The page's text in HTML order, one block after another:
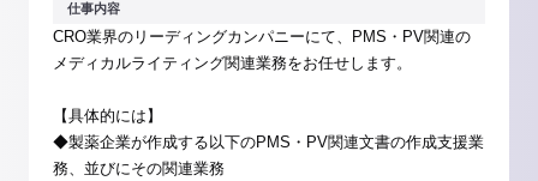
仕事内容
CRO業界のリーディングカンパニーにて、PMS・PV関連の
メディカルライティング関連業務をお任せします。
【具体的には】
◆製薬企業が作成する以下のPMS・PV関連文書の作成支援業
務、並びにその関連業務